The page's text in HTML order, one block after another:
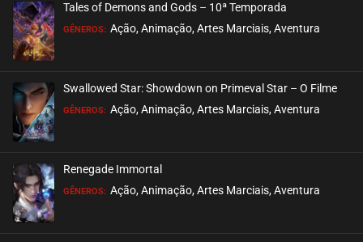
Tales of Demons and Gods – 10ª Temporada
GÊNEROS: Ação, Animação, Artes Marciais, Aventura
Swallowed Star: Showdown on Primeval Star – O Filme
GÊNEROS: Ação, Animação, Artes Marciais, Aventura
Renegade Immortal
GÊNEROS: Ação, Animação, Artes Marciais, Aventura